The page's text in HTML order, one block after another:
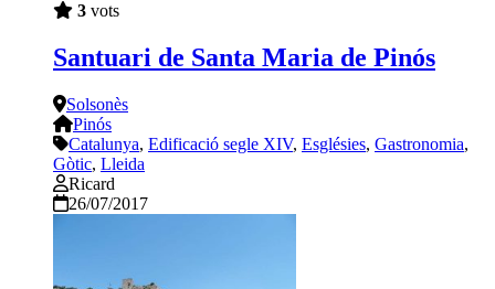
3 vots
Santuari de Santa Maria de Pinós
Solsonès
Pinós
Catalunya, Edificació segle XIV, Esglésies, Gastronomia,
Gòtic, Lleida
Ricard
26/07/2017